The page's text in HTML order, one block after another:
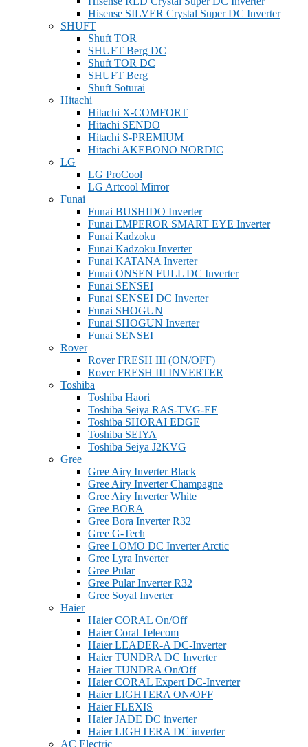
Hisense SILVER Crystal Super DC Inverter
SHUFT
Shuft TOR
SHUFT Berg DC
Shuft TOR DC
SHUFT Berg
Shuft Soturai
Hitachi
Hitachi X-COMFORT
Hitachi SENDO
Hitachi S-PREMIUM
Hitachi AKEBONO NORDIC
LG
LG ProCool
LG Artcool Mirror
Funai
Funai BUSHIDO Inverter
Funai EMPEROR SMART EYE Inverter
Funai Kadzoku
Funai Kadzoku Inverter
Funai KATANA Inverter
Funai ONSEN FULL DC Inverter
Funai SENSEI
Funai SENSEI DC Inverter
Funai SHOGUN
Funai SHOGUN Inverter
Funai SENSEI
Rover
Rover FRESH III (ON/OFF)
Rover FRESH III INVERTER
Toshiba
Toshiba Haori
Toshiba Seiya RAS-TVG-EE
Toshiba SHORAI EDGE
Toshiba SEIYA
Toshiba Seiya J2KVG
Gree
Gree Airy Inverter Black
Gree Airy Inverter Champagne
Gree Airy Inverter White
Gree BORA
Gree Bora Inverter R32
Gree G-Tech
Gree LOMO DC Inverter Arctic
Gree Lyra Inverter
Gree Pular
Gree Pular Inverter R32
Gree Soyal Inverter
Haier
Haier CORAL On/Off
Haier Coral Telecom
Haier LEADER-A DC-Inverter
Haier TUNDRA DC Inverter
Haier TUNDRA On/Off
Haier CORAL Expert DC-Inverter
Haier LIGHTERA ON/OFF
Haier FLEXIS
Haier JADE DC inverter
Haier LIGHTERA DC inverter
AC Electric